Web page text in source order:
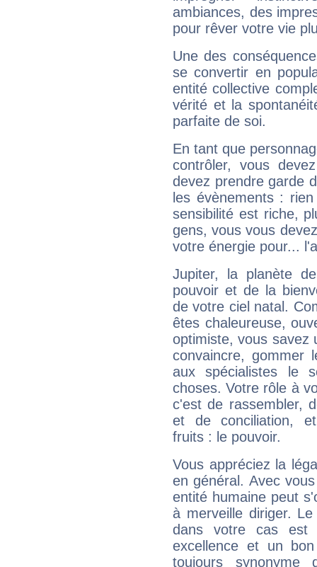
ambiances, des
pour rêver votre vie
Une des
se convertir en
entité collective
vérité et la
parfaite de soi.
En tant que
contrôler, vous
devez prendre garde
les évènements :
sensibilité est riche,
gens, vous vous
votre énergie pour...
Jupiter, la planète
pouvoir et de la
de votre ciel natal.
êtes chaleureuse,
optimiste, vous savez
convaincre, gommer
aux spécialistes le
choses. Votre rôle à
c'est de rassembler,
et de conciliation,
fruits : le pouvoir.
Vous appréciez la
en général. Avec
entité humaine peut
à merveille diriger.
dans votre cas est
excellence et un
toujours synonyme